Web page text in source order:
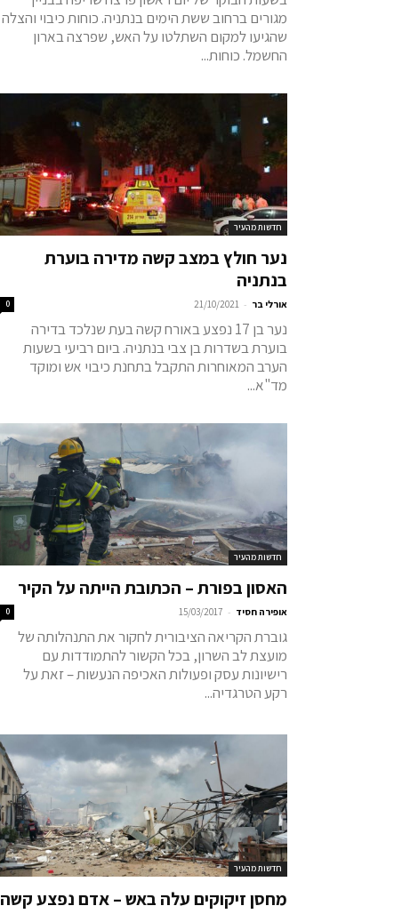
מגורים ברחוב ששת הימים בנתניה. כוחות כיבוי והצלה
שהגיעו למקום השתלטו על האש, שפרצה בארון
החשמל. כוחות...
חדשות מהעיר
נער חולץ במצב קשה מדירה בוערת
בנתניה
אורלי בר -
21/10/2021
0
נער בן 17 נפצע באורח קשה בעת שנלכד בדירה
בוערת בשדרות בן צבי בנתניה. ביום רביעי בשעות
הערב המאוחרות התקבל בתחנת כיבוי אש ומוקד
מד"א...
חדשות מהעיר
האסון בפורת – הכתובת הייתה על הקיר
אופירה חסיד -
15/03/2017
0
גוברת הקריאה הציבורית לחקור את התנהלותה של
מועצת לב השרון, בכל הקשור להתמודדות עם
רישיונות עסק ופעולות האכיפה הנעשות – זאת על
רקע הטרגדיה...
חדשות מהעיר
מחסן זיקוקים עלה באש – אדם נפצע קשה